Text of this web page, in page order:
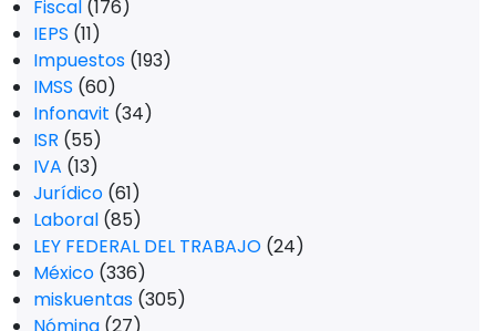
Fiscal (176)
IEPS (11)
Impuestos (193)
IMSS (60)
Infonavit (34)
ISR (55)
IVA (13)
Jurídico (61)
Laboral (85)
LEY FEDERAL DEL TRABAJO (24)
México (336)
miskuentas (305)